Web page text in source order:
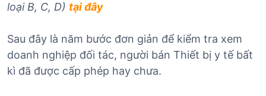
loại B, C, D) tại đây
Sau đây là năm bước đơn giản để kiểm tra xem
doanh nghiệp đối tác, người bán Thiết bị y tế bất
kì đã được cấp phép hay chưa.